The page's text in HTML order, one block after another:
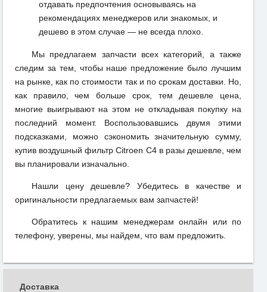
отдавать предпочтения основываясь на
рекомендациях менеджеров или знакомых, и
дешево в этом случае — не всегда плохо.
Мы предлагаем запчасти всех категорий, а также
следим за тем, чтобы наше предложение было лучшим
на рынке, как по стоимости так и по срокам доставки. Но,
как правило, чем больше срок, тем дешевле цена,
многие выигрывают на этом не откладывая покупку на
последний момент. Воспользовавшись двумя этими
подсказками, можно сэкономить значительную сумму,
купив воздушный фильтр Citroen C4 в разы дешевле, чем
вы планировали изначально.
Нашли цену дешевле? Убедитесь в качестве и
оригинальности предлагаемых вам запчастей!
Обратитесь к нашим менеджерам онлайн или по
телефону, уверены, мы найдем, что вам предложить.
Доставка